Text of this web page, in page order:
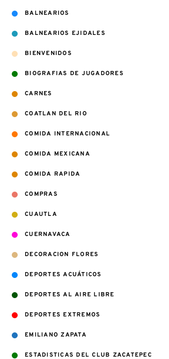
BALNEARIOS
BALNEARIOS EJIDALES
BIENVENIDOS
BIOGRAFIAS DE JUGADORES
CARNES
COATLAN DEL RIO
COMIDA INTERNACIONAL
COMIDA MEXICANA
COMIDA RAPIDA
COMPRAS
CUAUTLA
CUERNAVACA
DECORACION FLORES
DEPORTES ACUÁTICOS
DEPORTES AL AIRE LIBRE
DEPORTES EXTREMOS
EMILIANO ZAPATA
ESTADISTICAS DEL CLUB ZACATEPEC